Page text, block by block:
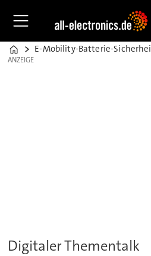
Home
E-Mobility-Batterie-
ANZEIGE
ANZEIGE
Digitaler Thementalk